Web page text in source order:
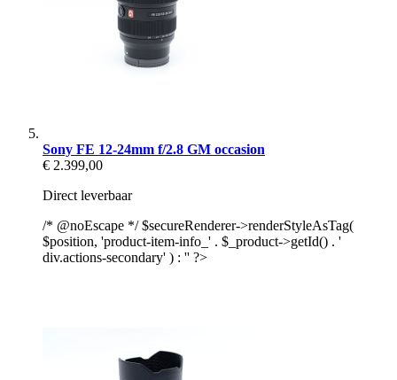
Sony FE 12-24mm f/2.8 GM occasion
€ 2.399,00
Direct leverbaar
/* @noEscape */ $secureRenderer->renderStyleAsTag(
$position, 'product-item-info_' . $_product->getId() . '
div.actions-secondary' ) : '' ?>